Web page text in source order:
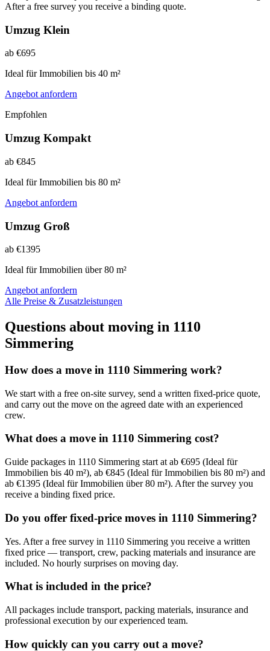
After a free survey you receive a binding quote.
Umzug Klein
ab €695
Ideal für Immobilien bis 40 m²
Angebot anfordern
Empfohlen
Umzug Kompakt
ab €845
Ideal für Immobilien bis 80 m²
Angebot anfordern
Umzug Groß
ab €1395
Ideal für Immobilien über 80 m²
Angebot anfordern
Alle Preise & Zusatzleistungen
Questions about moving in 1110
Simmering
How does a move in 1110 Simmering work?
We start with a free on-site survey, send a written fixed-price quote,
and carry out the move on the agreed date with an experienced
crew.
What does a move in 1110 Simmering cost?
Guide packages in 1110 Simmering start at ab €695 (Ideal für
Immobilien bis 40 m²), ab €845 (Ideal für Immobilien bis 80 m²) and
ab €1395 (Ideal für Immobilien über 80 m²). After the survey you
receive a binding fixed price.
Do you offer fixed-price moves in 1110 Simmering?
Yes. After a free survey in 1110 Simmering you receive a written
fixed price — transport, crew, packing materials and insurance are
included. No hourly surprises on moving day.
What is included in the price?
All packages include transport, packing materials, insurance and
professional execution by our experienced team.
How quickly can you carry out a move?